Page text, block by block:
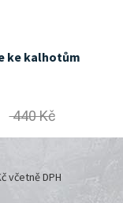
ke kalhotům
440 Kč
včetně DPH